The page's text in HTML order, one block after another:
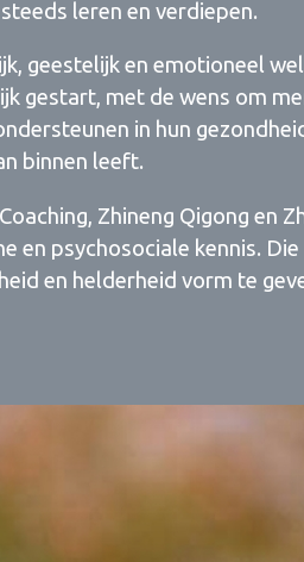
leren en verdiepen.
geestelijk en emotioneel
gestart, met de wens om
in hun
binnen leeft.
Zhineng Qigong en
en psychosociale kennis.
en helderheid vorm te